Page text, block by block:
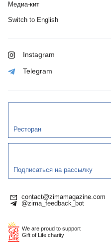
Медиа-кит
Switch to English
Instagram
Telegram
Ресторан
Подписаться на рассылку
contact@zimamagazine.com
@zima_feedback_bot
We are proud to support
Gift of Life charity